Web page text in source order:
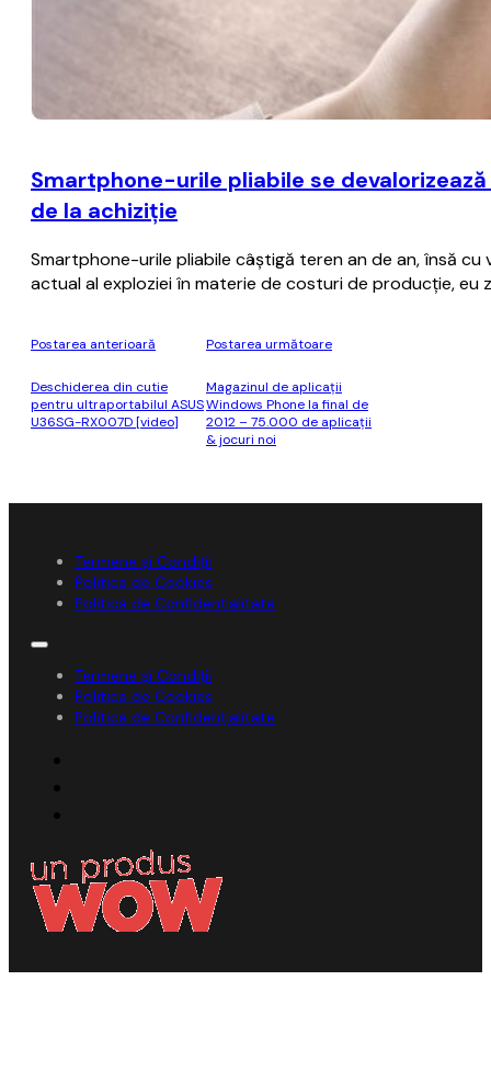
Smartphone-urile pliabile se
de la achiziţie
Smartphone-urile pliabile câştigă teren an de an, însă
actual al exploziei în materie de costuri de producţie,
Postarea anterioară
Deschiderea din cutie
pentru ultraportabilul ASUS
U36SG-RX007D [video]
Postarea următoare
Magazinul de aplicații
Windows Phone la final de
2012 – 75.000 de aplicații
& jocuri noi
Termene și Condiții
Politica de Cookies
Politica de Confidențialitate
Termene și Condiții
Politica de Cookies
Politica de Confidențialitate